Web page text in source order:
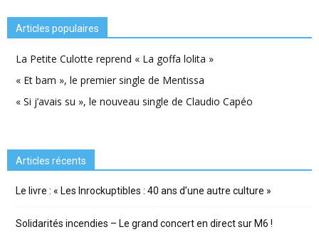
Articles populaires
La Petite Culotte reprend « La goffa lolita »
« Et bam », le premier single de Mentissa
« Si j’avais su », le nouveau single de Claudio Capéo
Articles récents
Le livre : « Les Inrockuptibles : 40 ans d’une autre culture »
Solidarités incendies – Le grand concert en direct sur M6 !